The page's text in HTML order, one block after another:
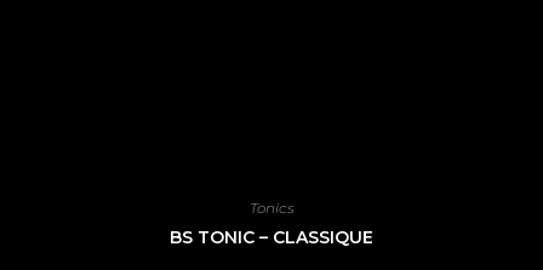
Tonics
BS TONIC – CLASSIQUE